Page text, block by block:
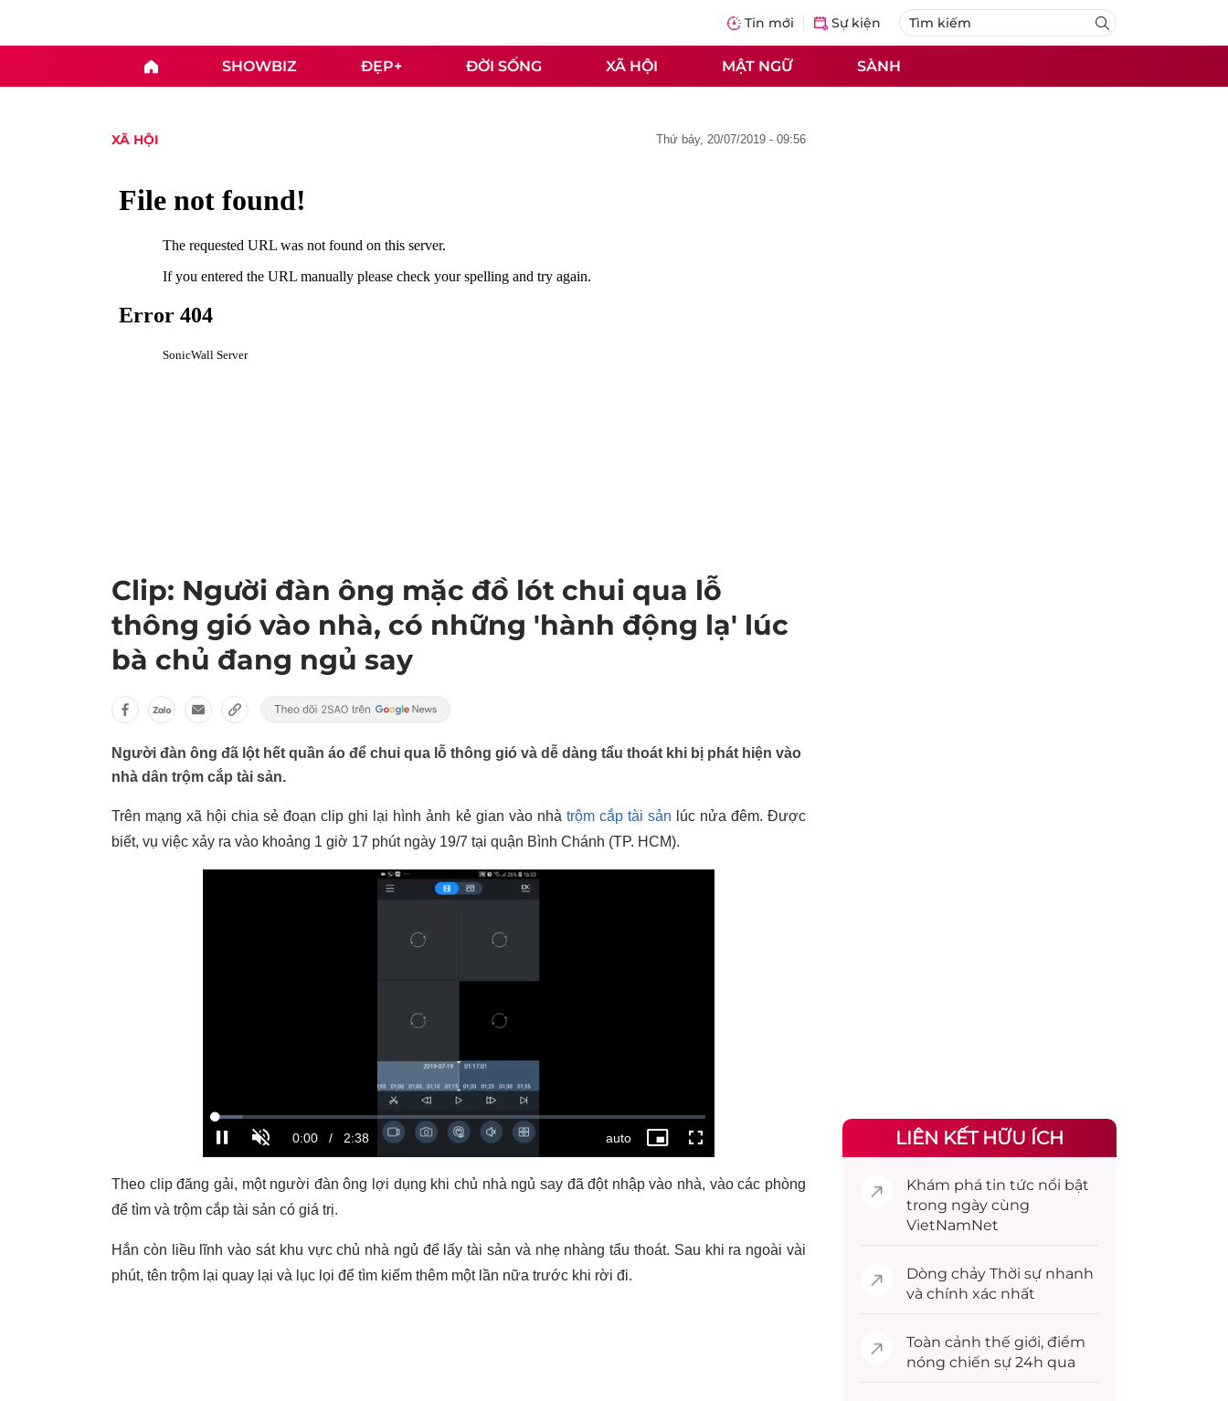
Tin mới Sự kiện
SHOWBIZ ĐẸP+ ĐỜI SỐNG XÃ HỘI MẬT NGỮ SÀNH
XÃ HỘI thứ bảy, 20/07/2019 - 09:56
Clip: Người đàn ông mặc đồ lót chui qua lỗ
thông gió vào nhà, có những 'hành động lạ' lúc
bà chủ đang ngủ say
Người đàn ông đã lột hết quần áo để chui qua lỗ thông gió và dễ dàng tẩu thoát khi bị phát hiện vào
nhà dân trộm cắp tài sản.
Trên mạng xã hội chia sẻ đoạn clip ghi lại hình ảnh kẻ gian vào nhà trộm cắp tài sản lúc nửa đêm. Được
biết, vụ việc xảy ra vào khoảng 1 giờ 17 phút ngày 19/7 tại quận Bình Chánh (TP. HCM).
Theo clip đăng gải, một người đàn ông lợi dụng khi chủ nhà ngủ say đã đột nhập vào nhà, vào các phòng
để tìm và trộm cắp tài sản có giá trị.
Hắn còn liều lĩnh vào sát khu vực chủ nhà ngủ để lấy tài sản và nhẹ nhàng tẩu thoát. Sau khi ra ngoài vài
phút, tên trộm lại quay lại và lục lọi để tìm kiếm thêm một lần nữa trước khi rời đi.
LIÊN KẾT HỮU ÍCH
Khám phá tin tức nổi bật
trong ngày cùng
VietNamNet
Dòng chảy Thời sự nhanh
và chính xác nhất
Toàn cảnh thế giới, điểm
nóng chiến sự 24h qua